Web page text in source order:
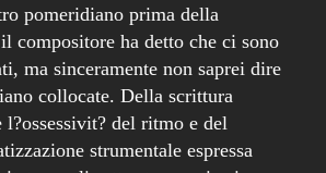
pomeridiano prima della
compositore ha detto che ci sono
ma sinceramente non saprei dire
collocate. Della scrittura
l?ossessivit? del ritmo e del
strumentale espressa